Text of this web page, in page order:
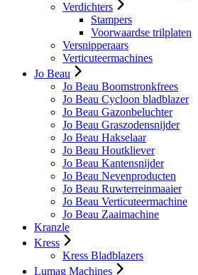
Verdichters
Stampers
Voorwaardse trilplaten
Versnipperaars
Verticuteermachines
Jo Beau
Jo Beau Boomstronkfrees
Jo Beau Cycloon bladblazer
Jo Beau Gazonbeluchter
Jo Beau Graszodensnijder
Jo Beau Hakselaar
Jo Beau Houtkliever
Jo Beau Kantensnijder
Jo Beau Nevenproducten
Jo Beau Ruwterreinmaaier
Jo Beau Verticuteermachine
Jo Beau Zaaimachine
Kranzle
Kress
Kress Bladblazers
Lumag Machines